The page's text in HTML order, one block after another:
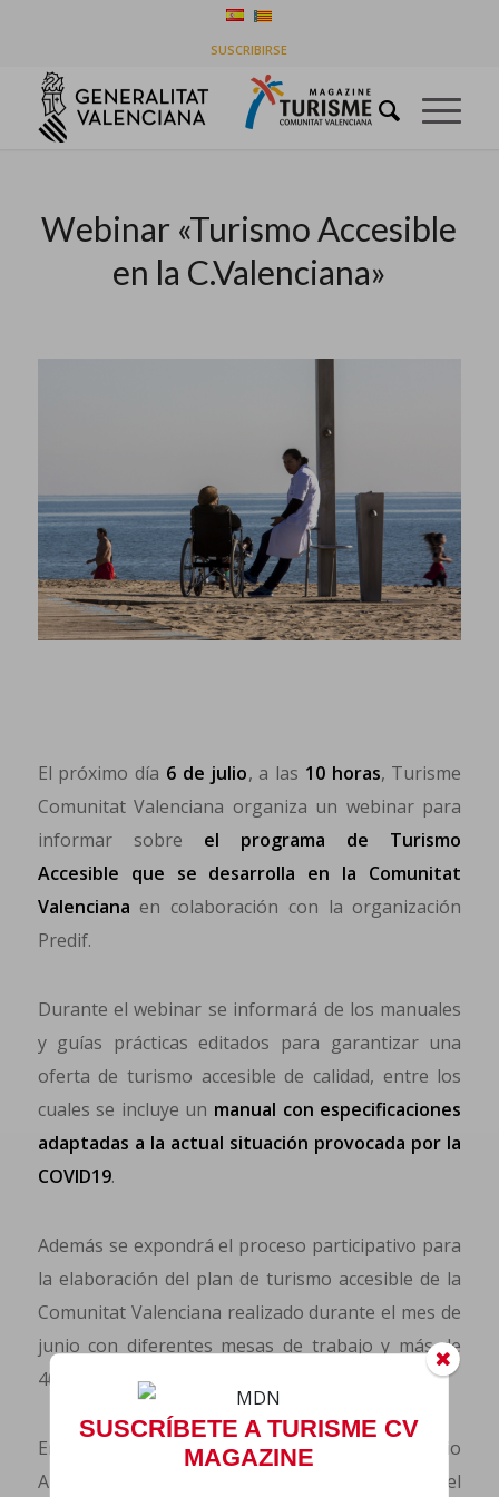
SUSCRÍBETE A TURISME CV
MAGAZINE
SUSCRIBIRSE
Webinar «Turismo Accesible en la C.Valenciana»
Webinar «Turismo Accesible
en la C.Valenciana»
El próximo día 6 de julio, a las 10 horas, Turisme
Comunitat Valenciana organiza un webinar para
informar sobre el programa de Turismo
Accesible que se desarrolla en la Comunitat
Valenciana en colaboración con la organización
Predif.
Durante el webinar se informará de los manuales
y guías prácticas editados para garantizar una
oferta de turismo accesible de calidad, entre los
cuales se incluye un manual con especificaciones
adaptadas a la actual situación provocada por la
COVID19.
Además se expondrá el proceso participativo para
la elaboración del plan de turismo accesible de la
Comunitat Valenciana realizado durante el mes de
junio con diferentes mesas de trabajo y más de
400 encuestas on line.
En el webinar intervendrán el Secretario
Autonómico de Turismo, Francesc Colomer, el